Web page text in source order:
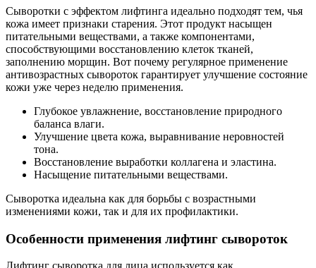
Сыворотки с эффектом лифтинга идеально подходят тем, чья
кожа имеет признаки старения. Этот продукт насыщен
питательными веществами, а также компонентами,
способствующими восстановлению клеток тканей,
заполнению морщин. Вот почему регулярное применение
антивозрастных сывороток гарантирует улучшение состояние
кожи уже через неделю применения.
Глубокое увлажнение, восстановление природного
баланса влаги.
Улучшение цвета кожа, выравнивание неровностей
тона.
Восстановление выработки коллагена и эластина.
Насыщение питательными веществами.
Сыворотка идеальна как для борьбы с возрастными
изменениями кожи, так и для их профилактики.
Особенности применения лифтинг сывороток